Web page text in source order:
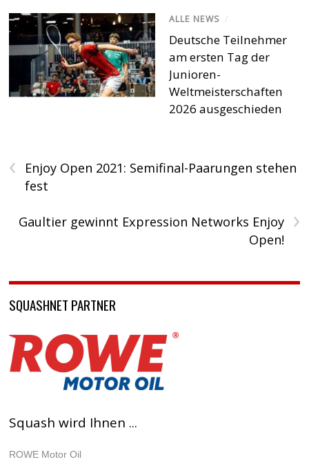
ALLE NEWS /
Deutsche Teilnehmer
am ersten Tag der
Junioren-
Weltmeisterschaften
2026 ausgeschieden
‹
Enjoy Open 2021: Semifinal-Paarungen stehen
fest
›
Gaultier gewinnt Expression Networks Enjoy
Open!
SQUASHNET PARTNER
Squash wird Ihnen ...
ROWE Motor Oil